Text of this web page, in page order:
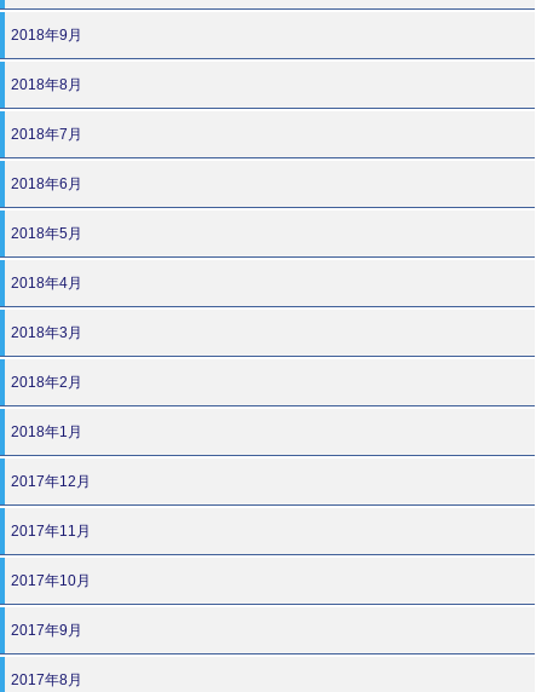
2018年9月
2018年8月
2018年7月
2018年6月
2018年5月
2018年4月
2018年3月
2018年2月
2018年1月
2017年12月
2017年11月
2017年10月
2017年9月
2017年8月